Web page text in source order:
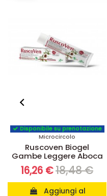
Disponibile su prenotazione
Microcircolo
Ruscoven Biogel
Gambe Leggere Aboca
16,26 €18,48 €